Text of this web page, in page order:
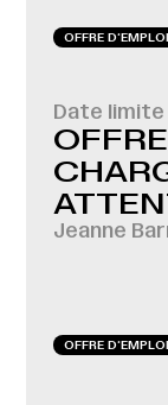
OFFRE D‘EMPLOI
Date limite
Jeanne
OFFRE D‘EMPLOI